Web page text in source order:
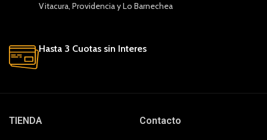
Vitacura, Providencia y Lo Barnechea
Hasta 3 Cuotas sin Interes
TIENDA Contacto